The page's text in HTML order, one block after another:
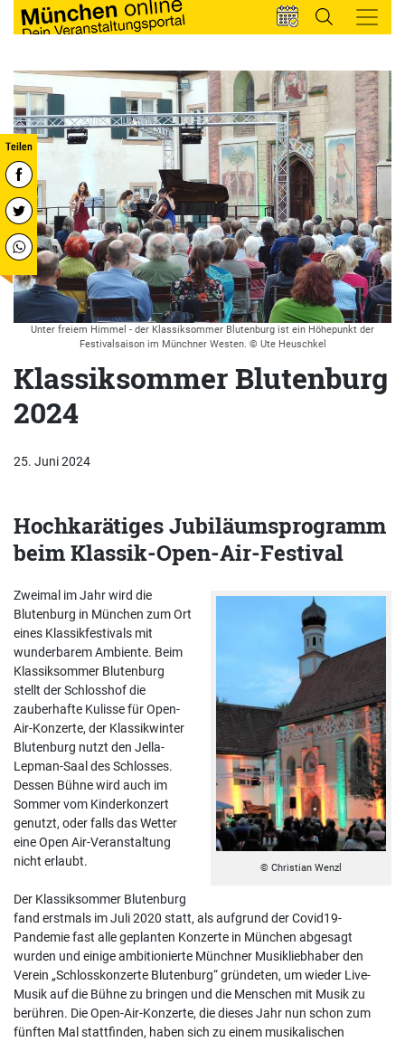
Unter freiem Himmel - der Klassiksommer Blutenburg ist ein Höhepunkt der
Festivalsaison im Münchner Westen. © Ute Heuschkel
Klassiksommer Blutenburg
2024
25. Juni 2024
Hochkarätiges Jubiläumsprogramm
beim Klassik-Open-Air-Festival
© Christian Wenzl
Zweimal im Jahr wird die
Blutenburg in München zum Ort
eines Klassikfestivals mit
wunderbarem Ambiente. Beim
Klassiksommer Blutenburg
stellt der Schlosshof die
zauberhafte Kulisse für Open-
Air-Konzerte, der Klassikwinter
Blutenburg nutzt den Jella-
Lepman-Saal des Schlosses.
Dessen Bühne wird auch im
Sommer vom Kinderkonzert
genutzt, oder falls das Wetter
eine Open Air-Veranstaltung
nicht erlaubt.
Der Klassiksommer Blutenburg
fand erstmals im Juli 2020 statt, als aufgrund der Covid19-
Pandemie fast alle geplanten Konzerte in München abgesagt
wurden und einige ambitionierte Münchner Musikliebhaber den
Verein „Schlosskonzerte Blutenburg“ gründeten, um wieder Live-
Musik auf die Bühne zu bringen und die Menschen mit Musik zu
berühren. Die Open-Air-Konzerte, die dieses Jahr nun schon zum
fünften Mal stattfinden, haben sich zu einem musikalischen